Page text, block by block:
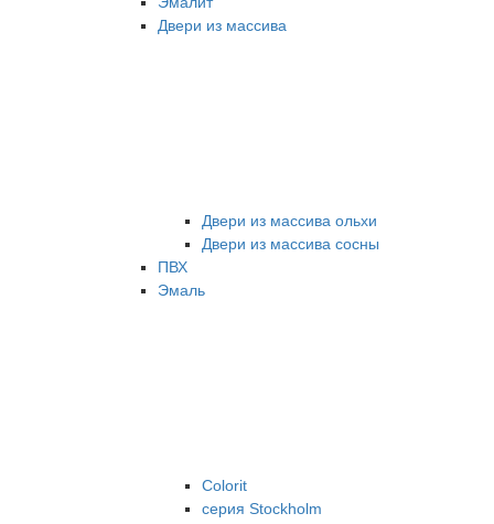
Двери из массива
Двери из массива ольхи
Двери из массива сосны
ПВХ
Эмаль
Colorit
серия Stockholm